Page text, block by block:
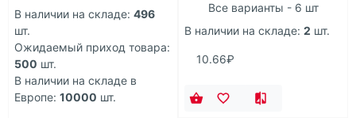
В наличии на складе: 496
шт.
Ожидаемый приход товара:
500 шт.
В наличии на складе в
Европе: 10000 шт.
Все варианты - 6 шт
В наличии на складе: 2 шт.
10.66₽